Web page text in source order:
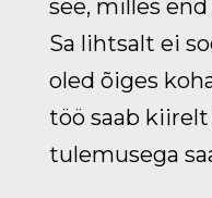
see, milles
Sa lihtsalt ei
oled õiges
töö saab
tulemusega